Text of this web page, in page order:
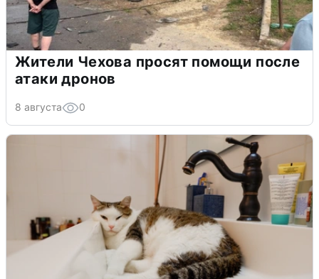
Жители Чехова просят помощи после
атаки дронов
8 августа 0